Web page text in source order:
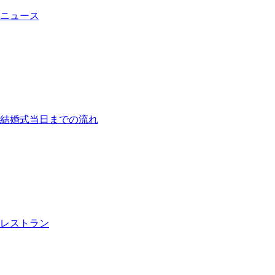
ニュース
結婚式当日までの流れ
レストラン